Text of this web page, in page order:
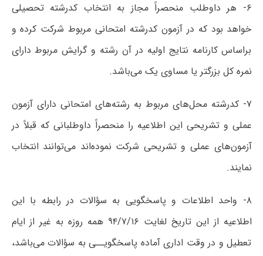
۶- هر داوطلب‌ منحصراً مجاز به‌ انتخاب‌ کدرشته‌ تحصیلی‌
خواهد بود که‌ در آزمون کدرشته‌ امتحانی‌ مربوط شرکت‌ کرده‌ و
براساس کارنامه نتایج اولیه در آن رشته و گرایش مربوط دارای
نمره کل بزرگتر یا مساوی یک می‌باشد.
۷- کدرشته محل‌های مربوط به رشته‌های امتحانی دارای آزمون
عملی و تشریحی این اطلاعیه را منحصراً داوطلبانی که قبلاً در
آزمون‌های عملی و تشریحی شرکت نموده‌اند می‌توانند انتخاب
نمایند.
۸- واحد اطلاعات و پاسخگویی به سؤالات در رابطه با این
اطلاعیه از این تاریخ لغایت ۹۴/۷/۱۶ همه روزه به غیر از ایام
تعطیل و در وقت اداری آماده پاسخگویــی به سؤالات می‌باشد،